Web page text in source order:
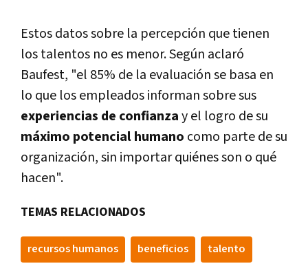
Estos datos sobre la percepción que tienen
los talentos no es menor. Según aclaró
Baufest, "el 85% de la evaluación se basa en
lo que los empleados informan sobre sus
experiencias de confianzay el logro de su
máximo potencial humano como parte de su
organización, sin importar quiénes son o qué
hacen".
TEMAS RELACIONADOS
recursos humanos beneficios talento